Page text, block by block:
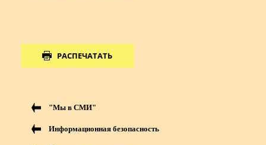
РАСПЕЧАТАТЬ
"Мы в СМИ"
Информационная безопасность